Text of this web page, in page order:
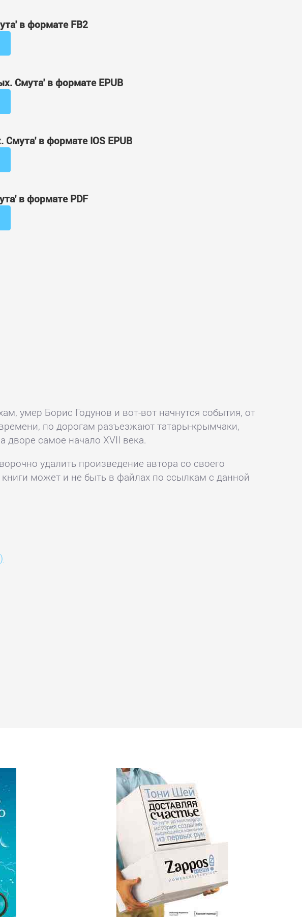
в формате FB2
Смута' в формате EPUB
Смута' в формате IOS EPUB
в формате PDF
умер Борис Годунов и вот-вот начнутся события, от
по дорогам разъезжают татары-крымчаки,
дворе самое начало XVII века.
удалить произведение автора со своего
может и не быть в файлах по ссылкам с данной